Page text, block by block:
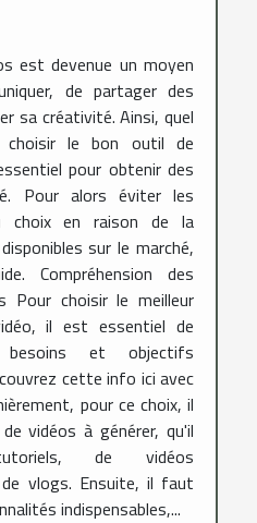
est devenue un moyen
de partager des
sa créativité. Ainsi, quel
le bon outil de
pour obtenir des
Pour alors éviter les
choix en raison de la
sur le marché,
Compréhension des
Pour choisir le meilleur
il est essentiel de
besoins et objectifs
cette info ici avec
pour ce choix, il
vidéos à générer, qu'il
de vidéos
vlogs. Ensuite, il faut
indispensables,...